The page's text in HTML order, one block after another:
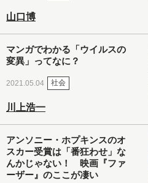
山口博
マンガでわかる「ウイルスの
変異」ってなに？
2021.05.04 社会
川上浩一
アンソニー・ホプキンスのオ
スカー受賞は「番狂わせ」な
んかじゃない！ 映画『ファ
ーザー』のここが凄い